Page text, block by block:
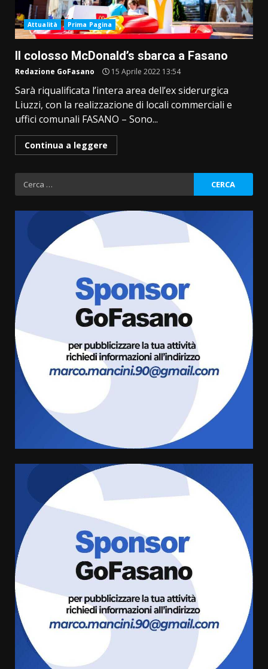
Attualità Prima Pagina
Il colosso McDonald’s sbarca a Fasano
Redazione GoFasano 15 Aprile 2022 13:54
Sarà riqualificata l’intera area dell’ex siderurgica
Liuzzi, con la realizzazione di locali commerciali e
uffici comunali FASANO – Sono...
Continua a leggere
Ricerca
per:
Serie D, l’Us Fasano è escluso
dal campionato
5 Agosto 2026 17:30
4
Truffatori in azione nelle
frazioni fasanesi
5 Agosto 2026 11:03
5
Residenti di Savelletri scrivono
al Prefetto: “Noi cittadini di
5 Agosto 2026 06:15
6
A Savelletri torna la Sagra del
Pesce Spada: appuntamento a
5 Agosto 2026 06:10
L’abusivismo giornalistico è un
pericolo
Cura dei beni comuni e
cittadinanza attiva: online
l’avviso per la gestione
condivisa della Villetta di